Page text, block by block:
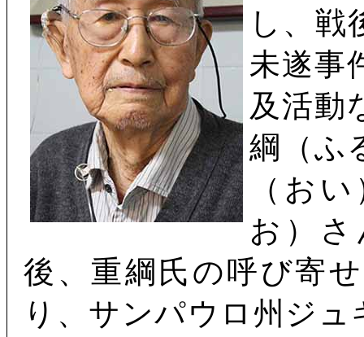
し、戦
未遂事
及活動
綱（ふ
（お
お）さ
後、重綱氏の呼び寄
り、サンパウロ州ジ